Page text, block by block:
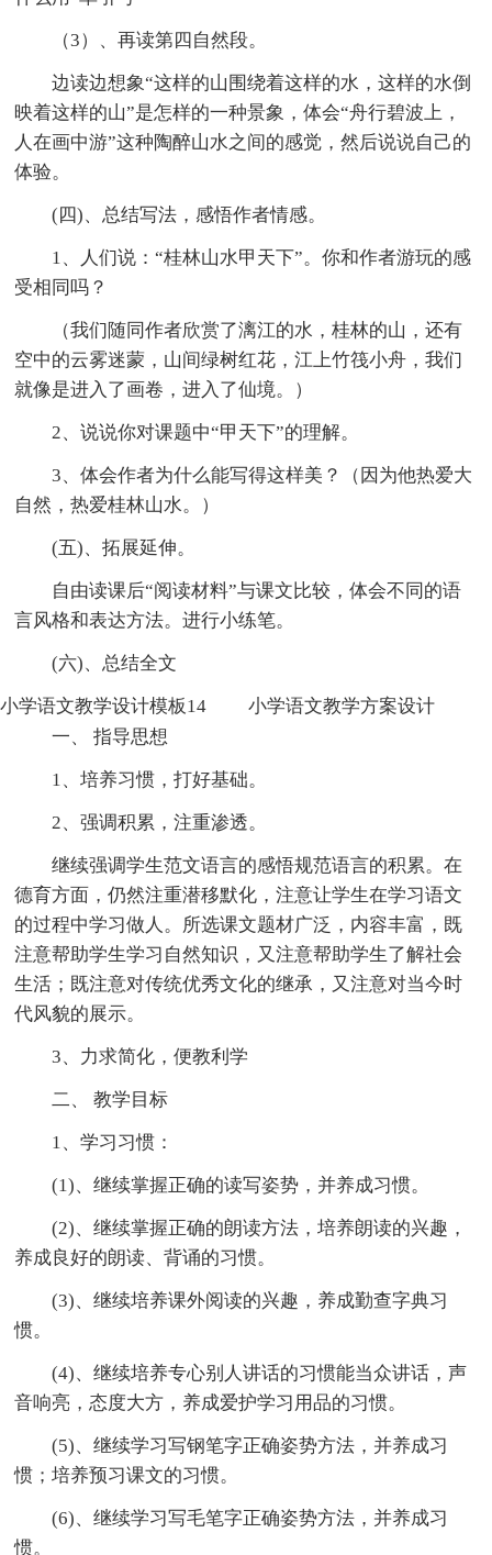
（3）、再读第四自然段。
边读边想象“这样的山围绕着这样的水，这样的水倒
映着这样的山”是怎样的一种景象，体会“舟行碧波上，
人在画中游”这种陶醉山水之间的感觉，然后说说自己的
体验。
(四)、总结写法，感悟作者情感。
1、人们说：“桂林山水甲天下”。你和作者游玩的感
受相同吗？
（我们随同作者欣赏了漓江的水，桂林的山，还有
空中的云雾迷蒙，山间绿树红花，江上竹筏小舟，我们
就像是进入了画卷，进入了仙境。）
2、说说你对课题中“甲天下”的理解。
3、体会作者为什么能写得这样美？（因为他热爱大
自然，热爱桂林山水。）
(五)、拓展延伸。
自由读课后“阅读材料”与课文比较，体会不同的语
言风格和表达方法。进行小练笔。
(六)、总结全文
小学语文教学设计模板14 小学语文教学方案设计
一、 指导思想
1、培养习惯，打好基础。
2、强调积累，注重渗透。
继续强调学生范文语言的感悟规范语言的积累。在
德育方面，仍然注重潜移默化，注意让学生在学习语文
的过程中学习做人。所选课文题材广泛，内容丰富，既
注意帮助学生学习自然知识，又注意帮助学生了解社会
生活；既注意对传统优秀文化的继承，又注意对当今时
代风貌的展示。
3、力求简化，便教利学
二、 教学目标
1、学习习惯：
(1)、继续掌握正确的读写姿势，并养成习惯。
(2)、继续掌握正确的朗读方法，培养朗读的兴趣，
养成良好的朗读、背诵的习惯。
(3)、继续培养课外阅读的兴趣，养成勤查字典习
惯。
(4)、继续培养专心别人讲话的习惯能当众讲话，声
音响亮，态度大方，养成爱护学习用品的习惯。
(5)、继续学习写钢笔字正确姿势方法，并养成习
惯；培养预习课文的习惯。
(6)、继续学习写毛笔字正确姿势方法，并养成习
惯。